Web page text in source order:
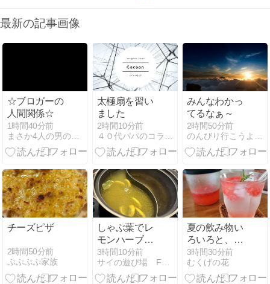
最新の記事画像
☆ブロガーの
人間関係☆
1時間40分前
まさか4人の男の子のお母さんになるなんて。
太極扇を習い
ました
2時間10分前
４０代パパのコラム的なんでもブログ | 40代にして、…
みんなわかっ
てるなぁ～
2時間50分前
のんびり行こうよ！たった一度きりの人生なのだから、後悔しな…
チーズピザ
2時間50分前
ぷぷぷぷ家族
しゃぶ葉でレ
モンハーブだ
しやってます
✨
3時間10分前
サイの遊び場 Family Life
夏の飲み物い
ろいろと、ガ
ラスのストロ
ー
3時間30分前
むくげの花